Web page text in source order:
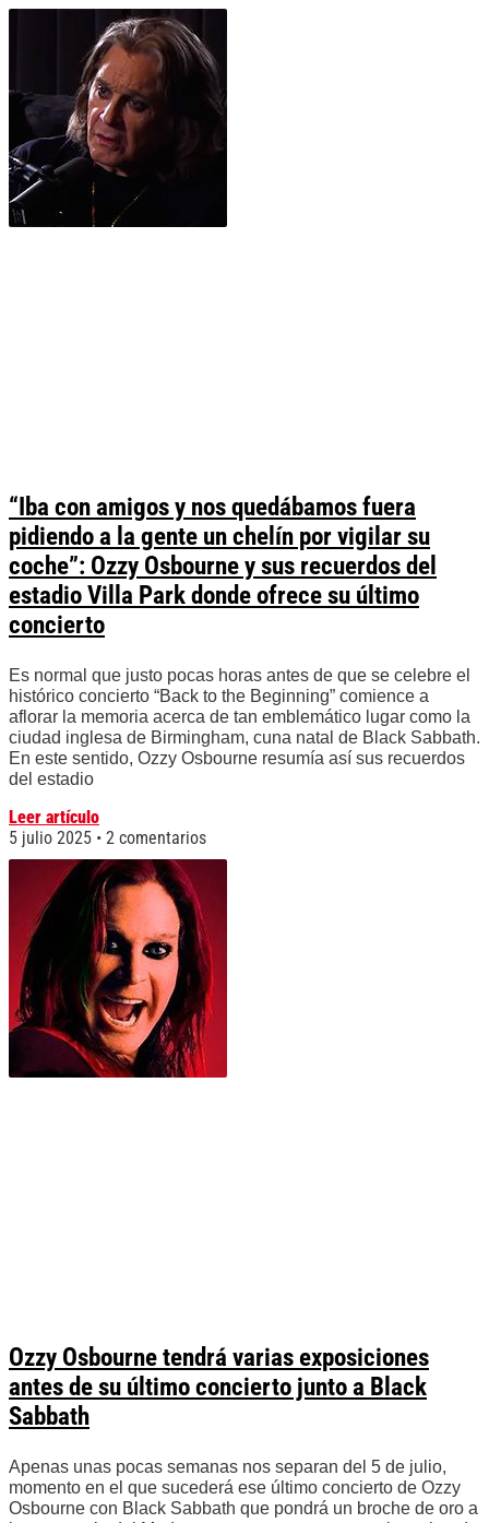
“Iba con amigos y nos quedábamos fuera
pidiendo a la gente un chelín por vigilar su
coche”: Ozzy Osbourne y sus recuerdos del
estadio Villa Park donde ofrece su último
concierto
Es normal que justo pocas horas antes de que se celebre el
histórico concierto “Back to the Beginning” comience a
aflorar la memoria acerca de tan emblemático lugar como la
ciudad inglesa de Birmingham, cuna natal de Black Sabbath.
En este sentido, Ozzy Osbourne resumía así sus recuerdos
del estadio
Leer artículo
5 julio 2025
2 comentarios
Ozzy Osbourne tendrá varias exposiciones
antes de su último concierto junto a Black
Sabbath
Apenas unas pocas semanas nos separan del 5 de julio,
momento en el que sucederá ese último concierto de Ozzy
Osbourne con Black Sabbath que pondrá un broche de oro a